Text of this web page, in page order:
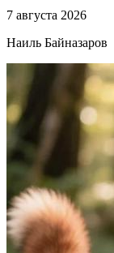
7 августа 2026
Наиль Байназаров